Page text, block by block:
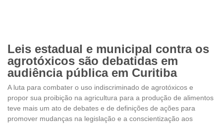
Leis estadual e municipal contra os
agrotóxicos são debatidas em
audiência pública em Curitiba
A luta para combater o uso indiscriminado de agrotóxicos e
propor sua proibição na agricultura para a produção de alimentos
teve mais um ato de debates e de definições de ações para
promover mudanças na legislação e a conscientização aos